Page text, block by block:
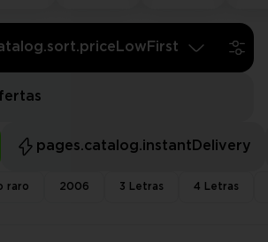
pages.catalog.instantDelivery
raro 2006 3 Letras 4 Letras